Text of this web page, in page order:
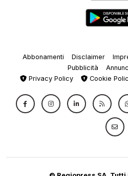
Abbonamenti Disclaimer
Pubblicità
Privacy Policy
Cookie